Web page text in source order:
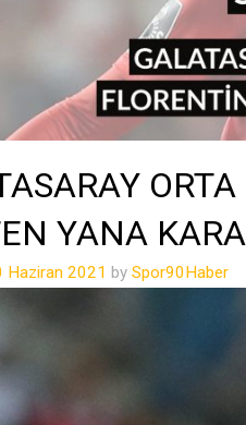
YANA
Haziran 2021 by Spor90Haber